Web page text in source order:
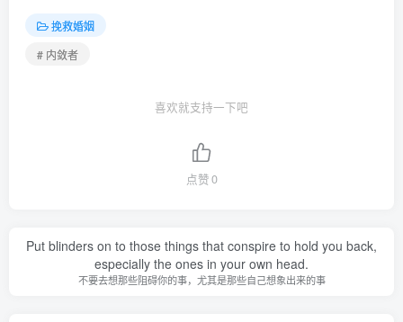
挽救婚姻
# 内敛者
喜欢就支持一下吧
点赞0
Put blinders on to those things that conspire to hold you back,
especially the ones in your own head.
不要去想那些阻碍你的事，尤其是那些自己想象出来的事